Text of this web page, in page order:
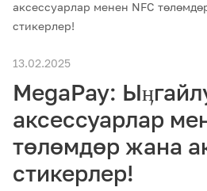
Жеке кардарларга
Жеке кардарларга
Ишкердик үчүн
Байланыш
Тарифтер Акциялар
аксессуарлар менен NFC
стикерлер!
13.02.2025
MegaPay:
аксессуарлар
төлөмдөр жана
стикерлер!